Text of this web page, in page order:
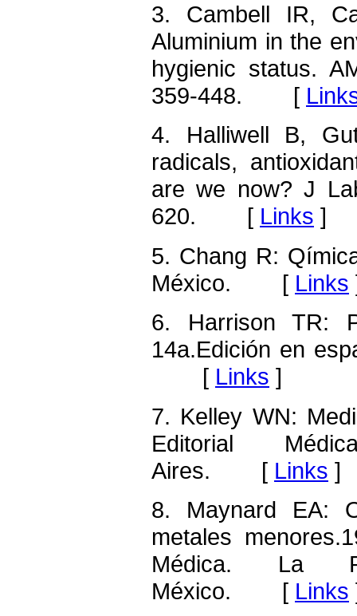
3. Cambell IR,
Aluminium in the
hygienic status.
359-448. [
4. Halliwell B,
radicals,
are we now? J
620. [ Links ]
5. Chang R:
México. [ Links
6. Harrison TR:
14a.Edición en
[ Links ]
7. Kelley WN:
Editorial
Aires. [ Links ]
8. Maynard EA:
metales
Médica. La
México. [ Links